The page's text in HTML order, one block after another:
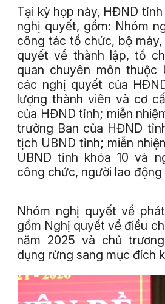
Tại kỳ họp này, HĐND
nghị quyết, gồm: Nhóm
công tác tổ chức, bộ
quyết về thành lập, tổ
quan chuyên môn thuộc
các nghị quyết của
lượng thành viên và cơ
của HĐND tỉnh; miễn
trưởng Ban của HĐND
tịch UBND tỉnh; miễn
UBND tỉnh khóa 10 và
công chức, người lao động
Nhóm nghị quyết về
gồm Nghị quyết về điều
năm 2025 và chủ
dụng rừng sang mục đích